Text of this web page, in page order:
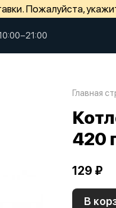
Пожалуйста,
Главная
420
129 ₽
В